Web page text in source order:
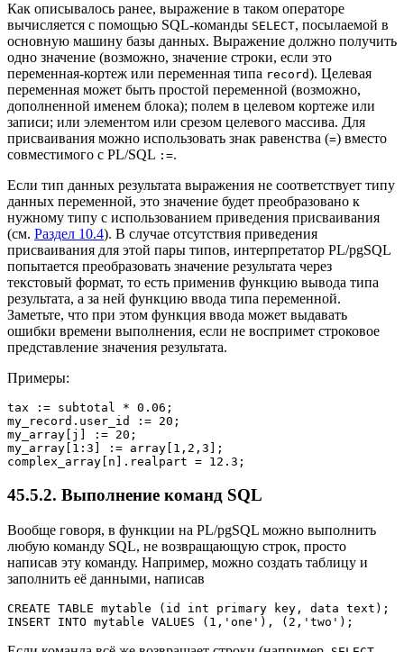
Как описывалось ранее, выражение в таком операторе
вычисляется с помощью SQL-команды SELECT, посылаемой в
основную машину базы данных. Выражение должно получить
одно значение (возможно, значение строки, если это
переменная-кортеж или переменная типа record). Целевая
переменная может быть простой переменной (возможно,
дополненной именем блока); полем в целевом кортеже или
записи; или элементом или срезом целевого массива. Для
присваивания можно использовать знак равенства (=) вместо
совместимого с PL/SQL :=.
Если тип данных результата выражения не соответствует типу
данных переменной, это значение будет преобразовано к
нужному типу с использованием приведения присваивания
(см. Раздел 10.4). В случае отсутствия приведения
присваивания для этой пары типов, интерпретатор PL/pgSQL
попытается преобразовать значение результата через
текстовый формат, то есть применив функцию вывода типа
результата, а за ней функцию ввода типа переменной.
Заметьте, что при этом функция ввода может выдавать
ошибки времени выполнения, если не воспримет строковое
представление значения результата.
Примеры:
tax := subtotal * 0.06;
my_record.user_id := 20;
my_array[j] := 20;
my_array[1:3] := array[1,2,3];
complex_array[n].realpart = 12.3;
45.5.2. Выполнение команд SQL
Вообще говоря, в функции на PL/pgSQL можно выполнить
любую команду SQL, не возвращающую строк, просто
написав эту команду. Например, можно создать таблицу и
заполнить её данными, написав
CREATE TABLE mytable (id int primary key, data text);
INSERT INTO mytable VALUES (1,'one'), (2,'two');